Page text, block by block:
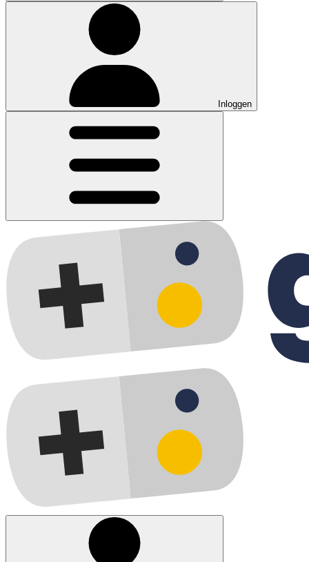
Inloggen